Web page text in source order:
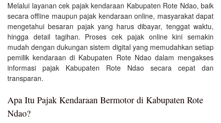
Melalui layanan cek pajak kendaraan Kabupaten Rote Ndao, baik
secara offline maupun pajak kendaraan online, masyarakat dapat
mengetahui besaran pajak yang harus dibayar, tenggat waktu,
hingga detail tagihan. Proses cek pajak online kini semakin
mudah dengan dukungan sistem digital yang memudahkan setiap
pemilik kendaraan di Kabupaten Rote Ndao dalam mengakses
informasi pajak Kabupaten Rote Ndao secara cepat dan
transparan.
Apa Itu Pajak Kendaraan Bermotor di Kabupaten Rote
Ndao?